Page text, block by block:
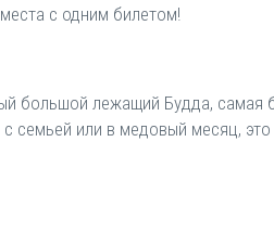
с одним билетом!
большой лежащий Будда,
семьей или в медовый месяц,